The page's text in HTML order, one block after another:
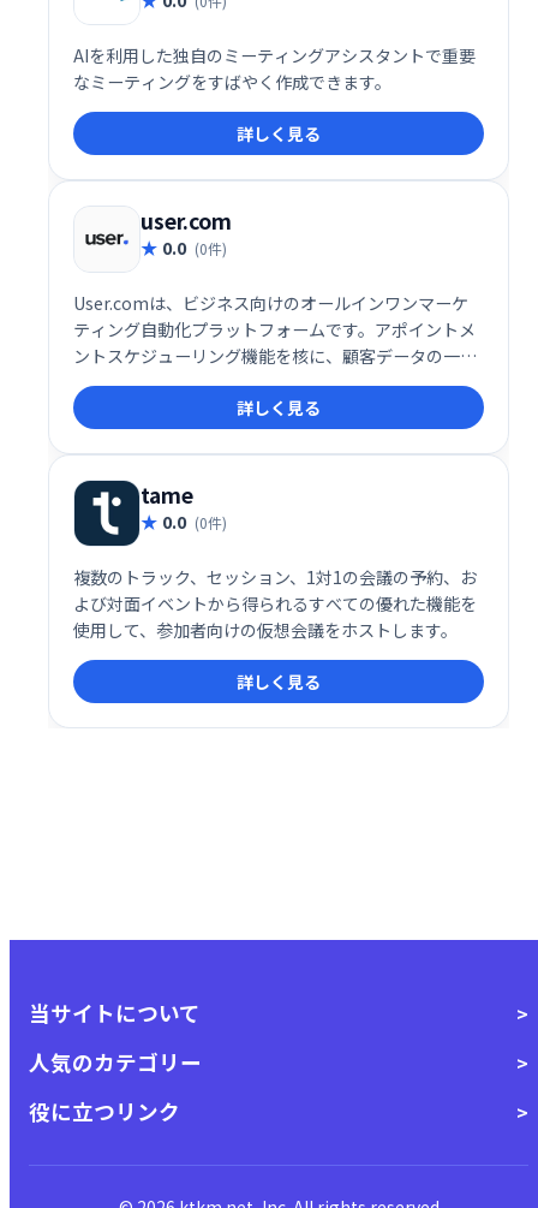
AIを利用した独自のミーティングアシスタントで重要
なミーティングをすばやく作成できます。
詳しく見る
user.com
0.0 (0件)
User.comは、ビジネス向けのオールインワンマーケ
ティング自動化プラットフォームです。アポイントメ
ントスケジューリング機能を核に、顧客データの一元
管理でエンゲージメントとコンバージョン率向上を実
現します。様々なコミュニケーションチャネルを統合
し、効率的な顧客接点を促進。予約スケジュールの最
適化で、ビジネス成長を支援します。
詳しく見る
tame
0.0 (0件)
複数のトラック、セッション、1対1の会議の予約、お
よび対面イベントから得られるすべての優れた機能を
使用して、参加者向けの仮想会議をホストします。
詳しく見る
当サイトについて
人気のカテゴリー
役に立つリンク